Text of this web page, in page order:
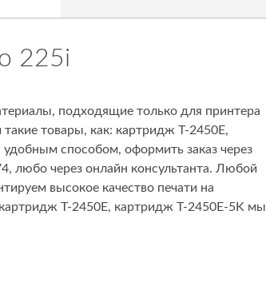
225i
подходящие только для принтера
товары, как: картридж T-2450E,
способом, оформить заказ через
любо через онлайн консультанта. Любой
высокое качество печати на
T-2450E, картридж T-2450E-5K мы